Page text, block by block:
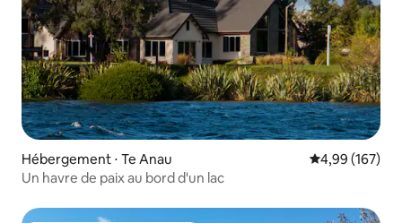
Hébergement ⋅ Te Anau Évaluation
4,99 (167)
Un havre de paix au bord d'un lac